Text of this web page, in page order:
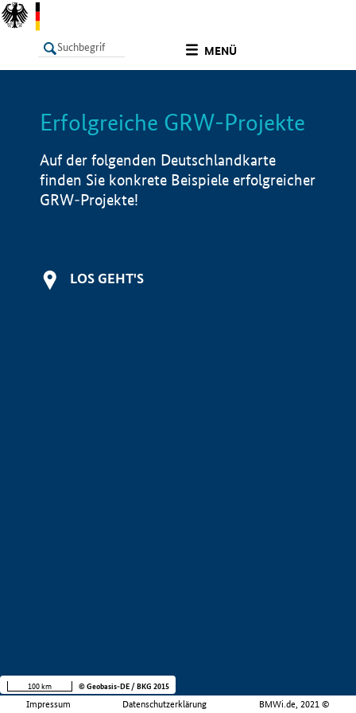
MENÜ
LISTE Info
Erfolgreiche GRW-Projekte
Auf der folgenden Deutschlandkarte
finden Sie konkrete Beispiele erfolgreicher
GRW-Projekte!
LOS GEHT'S
Impressum Datenschutzerklärung BMWi.de, 2021 ©
100 km © Geobasis-DE / BKG 2015